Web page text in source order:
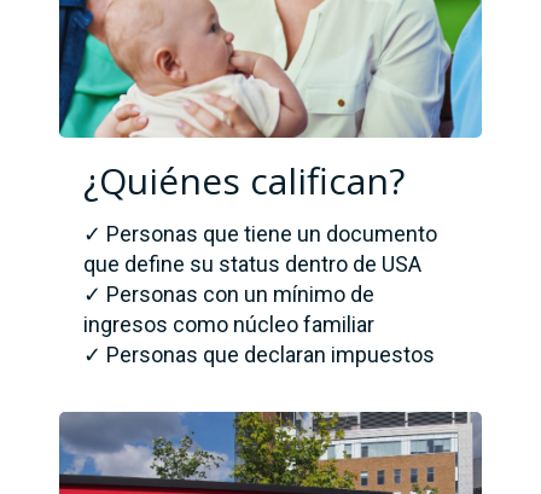
¿Quiénes califican?
✓ Personas que tiene un documento
que define su status dentro de USA
✓ Personas con un mínimo de
ingresos como núcleo familiar
✓ Personas que declaran impuestos